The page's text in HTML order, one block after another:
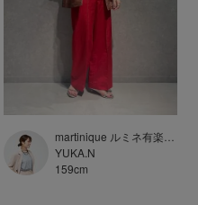
YUKA.N
martinique ルミネ有楽町店
159cm